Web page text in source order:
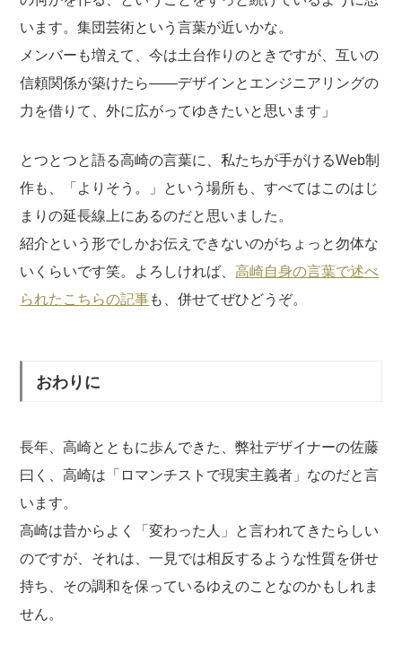
います。集団芸術という言葉が近いかな。
メンバーも増えて、今は土台作りのときですが、互いの
信頼関係が築けたら——デザインとエンジニアリングの
力を借りて、外に広がってゆきたいと思います」
とつとつと語る高崎の言葉に、私たちが手がけるWeb制
作も、「よりそう。」という場所も、すべてはこのはじ
まりの延長線上にあるのだと思いました。
紹介という形でしかお伝えできないのがちょっと勿体な
いくらいです笑。よろしければ、高崎自身の言葉で述べ
られたこちらの記事も、併せてぜひどうぞ。
おわりに
長年、高崎とともに歩んできた、弊社デザイナーの佐藤
曰く、高崎は「ロマンチストで現実主義者」なのだと言
います。
高崎は昔からよく「変わった人」と言われてきたらしい
のですが、それは、一見では相反するような性質を併せ
持ち、その調和を保っているゆえのことなのかもしれま
せん。